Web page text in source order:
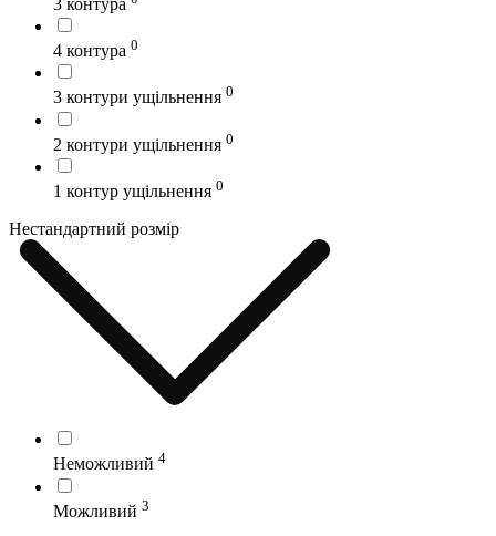
4 контура 0
3 контури ущільнення 0
2 контури ущільнення 0
1 контур ущільнення 0
Нестандартний розмір
Неможливий 4
Можливий 3